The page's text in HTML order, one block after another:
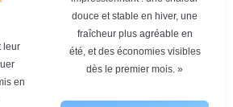
leur
en
douce et stable en hiver, une
fraîcheur plus agréable en
été, et des économies visibles
dès le premier mois. »